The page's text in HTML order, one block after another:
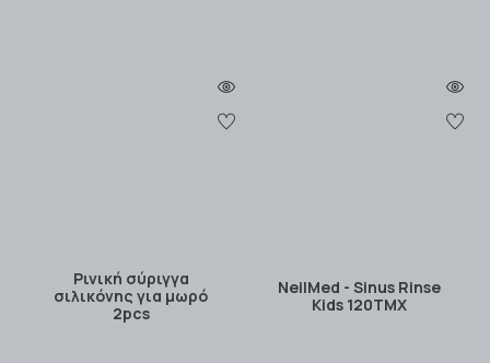
Ρινική σύριγγα
σιλικόνης για μωρό
2pcs
NeilMed - Sinus Rinse
Kids 120ΤΜΧ